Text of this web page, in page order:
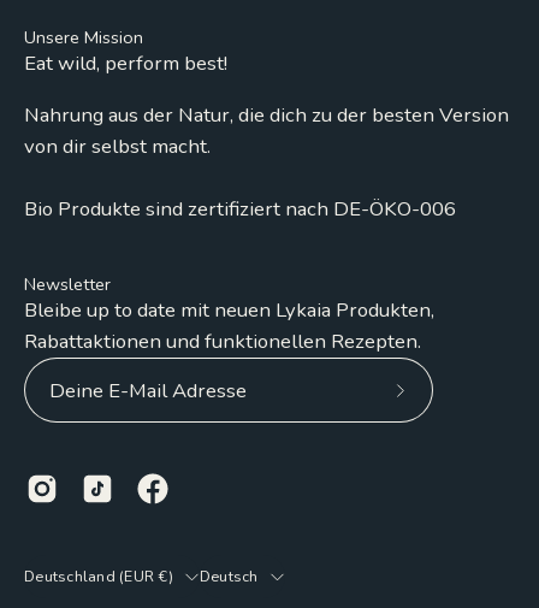
Unsere Mission
Eat wild, perform best!
Nahrung aus der Natur, die dich zu der besten Version
von dir selbst macht.
Bio Produkte sind zertifiziert nach DE-ÖKO-006
Newsletter
Bleibe up to date mit neuen Lykaia Produkten,
Rabattaktionen und funktionellen Rezepten.
Abonniere
Land
Deutschland (EUR €) Sprache
Deutsch